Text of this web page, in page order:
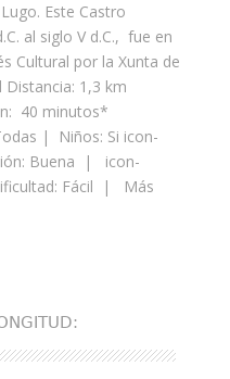
Este Castro
al siglo V d.C., fue en
Cultural por la Xunta de
1,3 km
40 minutos*
| Niños: Si icon-
Buena | icon-
Fácil | Más